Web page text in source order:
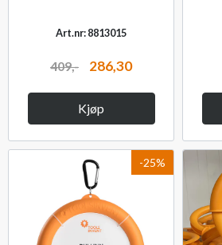
Art.nr: 8813015
409,- 286,30
Kjøp
-25%